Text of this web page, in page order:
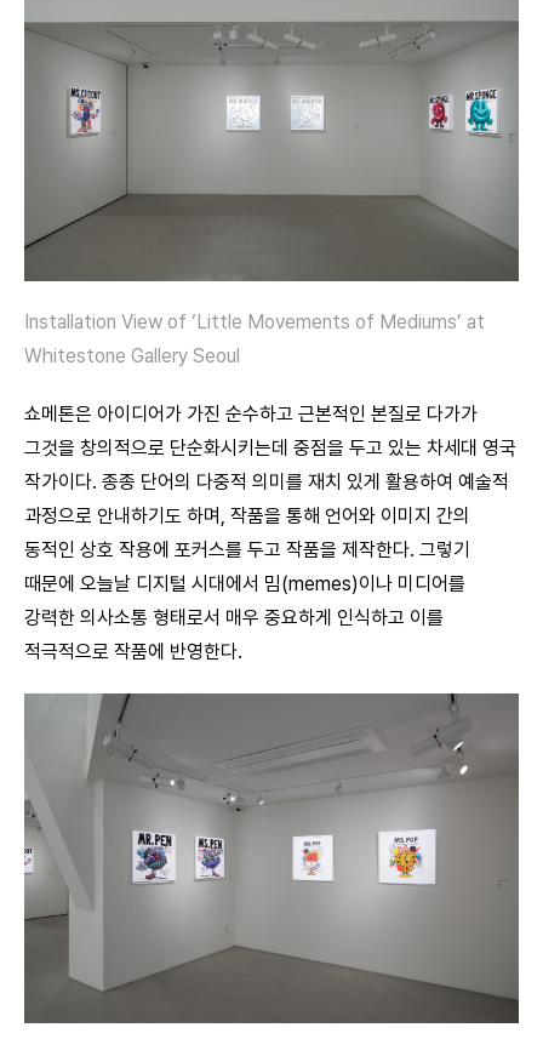
Installation View of ‘Little Movements of Mediums’ at
Whitestone Gallery Seoul
쇼메톤은 아이디어가 가진 순수하고 근본적인 본질로 다가가
그것을 창의적으로 단순화시키는데 중점을 두고 있는 차세대 영국
작가이다. 종종 단어의 다중적 의미를 재치 있게 활용하여 예술적
과정으로 안내하기도 하며, 작품을 통해 언어와 이미지 간의
동적인 상호 작용에 포커스를 두고 작품을 제작한다. 그렇기
때문에 오늘날 디지털 시대에서 밈(memes)이나 미디어를
강력한 의사소통 형태로서 매우 중요하게 인식하고 이를
적극적으로 작품에 반영한다.